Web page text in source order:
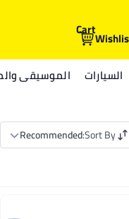
Cart
السيارات الموسيقى
Sort By
:
Recommended